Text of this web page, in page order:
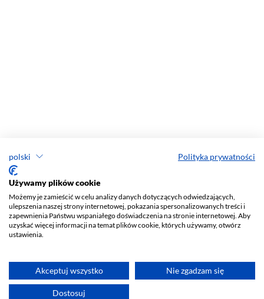
polski Polityka prywatności
Używamy plików cookie
Możemy je zamieścić w celu analizy danych dotyczących odwiedzających,
ulepszenia naszej strony internetowej, pokazania spersonalizowanych treści i
zapewnienia Państwu wspaniałego doświadczenia na stronie internetowej. Aby
uzyskać więcej informacji na temat plików cookie, których używamy, otwórz
ustawienia.
Akceptuj wszystko Nie zgadzam się
Dostosuj